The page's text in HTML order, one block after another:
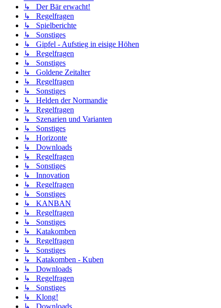
↳ Der Bär erwacht!
↳ Regelfragen
↳ Spielberichte
↳ Sonstiges
↳ Gipfel - Aufstieg in eisige Höhen
↳ Regelfragen
↳ Sonstiges
↳ Goldene Zeitalter
↳ Regelfragen
↳ Sonstiges
↳ Helden der Normandie
↳ Regelfragen
↳ Szenarien und Varianten
↳ Sonstiges
↳ Horizonte
↳ Downloads
↳ Regelfragen
↳ Sonstiges
↳ Innovation
↳ Regelfragen
↳ Sonstiges
↳ KANBAN
↳ Regelfragen
↳ Sonstiges
↳ Katakomben
↳ Regelfragen
↳ Sonstiges
↳ Katakomben - Kuben
↳ Downloads
↳ Regelfragen
↳ Sonstiges
↳ Klong!